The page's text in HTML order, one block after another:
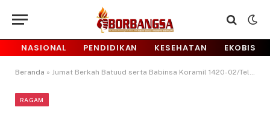
NASIONAL PENDIDIKAN KESEHATAN EKOBIS
Beranda » Jumat Berkah Batuud serta Babinsa Koramil 1420-02/Tellu Limpoe Berikan Sembako Kepada Warga Kurang Mampu
RAGAM